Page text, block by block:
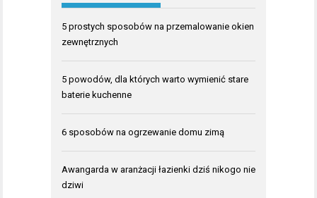
5 prostych sposobów na przemalowanie okien
zewnętrznych
5 powodów, dla których warto wymienić stare
baterie kuchenne
6 sposobów na ogrzewanie domu zimą
Awangarda w aranżacji łazienki dziś nikogo nie
dziwi